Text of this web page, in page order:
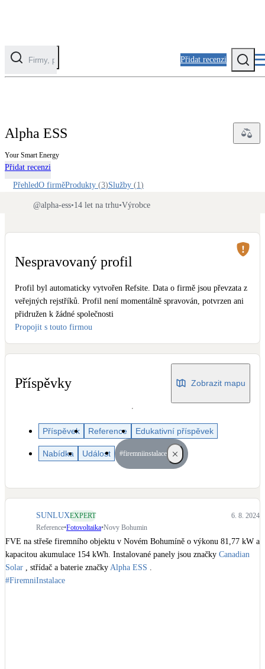
Přidat recenzi
Klimatizace pro vytápění
Dotační, energetické služby
Solární termický systém
Na přípravu teplé vody i přitápění
Klimatizace
Okna / dveře
Balkonové sestavy
Rekonstrukce
Kotle
Hlavní zdroje vytápění
Alpha ESS
Your Smart Energy
Přidat recenzi
PřehledO firměProdukty (3)Služby (1)
@alpha-ess•14 let na trhu•Výrobce
Nespravovaný profil
Profil byl automaticky vytvořen Refsite. Data o firmě jsou převzata z
veřejných rejstříků. Profil není momentálně spravován, potvrzen ani
přidružen k žádné společnosti
Propojit s touto firmou
Příspěvky Zobrazit mapu
Příspěvek Reference Edukativní příspěvek
Nabídka Událost #firemniinstalace
SUNLUXEXPERT
6. 8. 2024
Reference•Fotovoltaika•Novy Bohumin
FVE na střeše firemního objektu v Novém Bohumíně o výkonu 81,77 kW a
kapacitou akumulace 154 kWh. Instalované panely jsou značky Canadian
Solar , střídač a baterie značky Alpha ESS
#FiremniInstalace